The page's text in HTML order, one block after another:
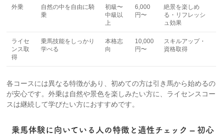
外乗
自然の中を自由に騎
乗
初級〜
中級以
上
6,000
円〜
絶景を楽しめ
る・リフレッシ
ュ効果
ライセ
ンス取
得
乗馬技能をしっかり
学べる
本格志
向
10,000
円〜
スキルアップ・
資格取得
各コースには異なる特徴があり、初めての方は引き馬から始めるの
が安心です。外乗は自然や景色を楽しみたい方に、ライセンスコー
スは継続して学びたい方におすすめです。
乗馬体験に向いている人の特徴と適性チェック – 初心